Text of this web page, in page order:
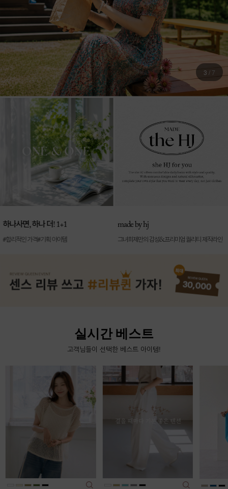
4 / 7
made by hj
그녀희제만의 감성&프리미엄 퀄리티 제작라인
매일 신상 업로드
신상7%할인 득템 기회
실시간 베스트
고객님들이 선택한 베스트 아이템!